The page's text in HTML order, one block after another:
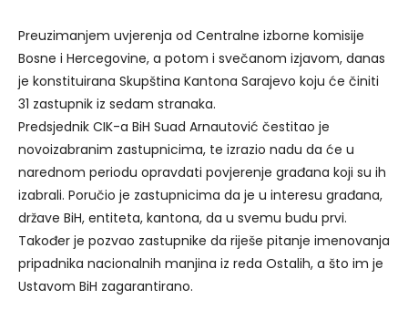
Preuzimanjem uvjerenja od Centralne izborne komisije
Bosne i Hercegovine, a potom i svečanom izjavom, danas
je konstituirana Skupština Kantona Sarajevo koju će činiti
31 zastupnik iz sedam stranaka.
Predsjednik CIK-a BiH Suad Arnautović čestitao je
novoizabranim zastupnicima, te izrazio nadu da će u
narednom periodu opravdati povjerenje građana koji su ih
izabrali. Poručio je zastupnicima da je u interesu građana,
države BiH, entiteta, kantona, da u svemu budu prvi.
Također je pozvao zastupnike da riješe pitanje imenovanja
pripadnika nacionalnih manjina iz reda Ostalih, a što im je
Ustavom BiH zagarantirano.